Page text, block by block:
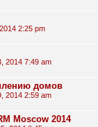
2:25 pm
2014 7:49 am
домов
2014 2:59 am
Moscow 2014